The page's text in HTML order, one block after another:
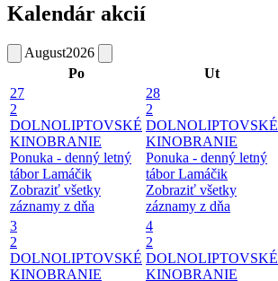
Kalendár akcií
August2026
Po
Ut
27
2
DOLNOLIPTOVSKÉ
KINOBRANIE
Ponuka - denný letný
tábor Lamáčik
Zobraziť všetky
záznamy z dňa
28
2
DOLNOLIPTOVSKÉ
KINOBRANIE
Ponuka - denný letný
tábor Lamáčik
Zobraziť všetky
záznamy z dňa
3
2
DOLNOLIPTOVSKÉ
KINOBRANIE
4
2
DOLNOLIPTOVSKÉ
KINOBRANIE